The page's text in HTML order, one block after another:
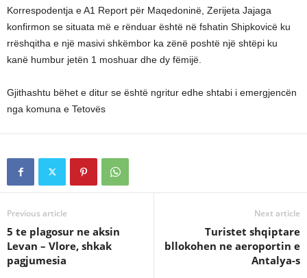
Korrespodentja e A1 Report për Maqedoninë, Zerijeta Jajaga
konfirmon se situata më e rënduar është në fshatin Shipkovicë ku
rrëshqitha e një masivi shkëmbor ka zënë poshtë një shtëpi ku
kanë humbur jetën 1 moshuar dhe dy fëmijë.
Gjithashtu bëhet e ditur se është ngritur edhe shtabi i emergjencën
nga komuna e Tetovës
Previous article
5 te plagosur ne aksin
Levan – Vlore, shkak
pagjumesia
Next article
Turistet shqiptare
bllokohen ne aeroportin e
Antalya-s